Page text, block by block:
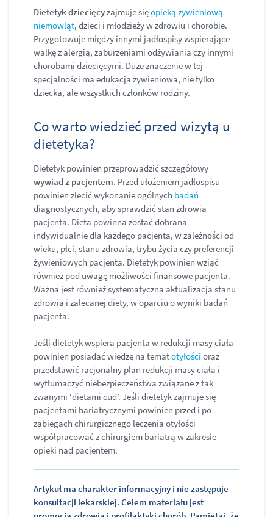
Dietetyk dziecięcyzajmuje sięopieką żywieniową
niemowląt, dzieci i młodzieży w zdrowiu i chorobie.
Przygotowuje między innymi jadłospisy wspierające
walkę z alergią, zaburzeniami odżywiania czy innymi
chorobami dziecięcymi. Duże znaczenie w tej
specjalności ma edukacja żywieniowa, nie tylko
dziecka, ale wszystkich członków rodziny.
Co warto wiedzieć przed wizytą u
dietetyka?
Dietetyk powinien przeprowadzić szczegółowy
wywiad z pacjentem. Przed ułożeniem jadłospisu
powinien zlecić wykonanie ogólnych badań
diagnostycznych, aby sprawdzić stan zdrowia
pacjenta. Dieta powinna zostać dobrana
indywidualnie dla każdego pacjenta, w zależności od
wieku, płci, stanu zdrowia, trybu życia czy preferencji
żywieniowych pacjenta. Dietetyk powinien wziąć
również pod uwagę możliwości finansowe pacjenta.
Ważna jest również systematyczna aktualizacja stanu
zdrowia i zalecanej diety, w oparciu o wyniki badań
pacjenta.
Jeśli dietetyk wspiera pacjenta w redukcji masy ciała
powinien posiadać wiedzę na tematotyłości oraz
przedstawić racjonalny plan redukcji masy ciała i
wytłumaczyć niebezpieczeństwa związane z tak
zwanymi ‘dietami cud’. Jeśli dietetyk zajmuje się
pacjentami bariatrycznymi powinien przed i po
zabiegach chirurgicznego leczenia otyłości
współpracować z chirurgiem bariatrą w zakresie
opieki nad pacjentem.
Artykuł ma charakter informacyjny i nie zastępuje
konsultacji lekarskiej. Celem materiału jest